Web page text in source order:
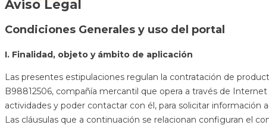
Aviso Legal
Condiciones Generales y uso del portal
I. Finalidad, objeto y ámbito de aplicación
Las presentes estipulaciones regulan la contratación de
B98812506, compañía mercantil que opera a través de
actividades y poder contactar con él, para solicitar información
Las cláusulas que a continuación se relacionan configuran el